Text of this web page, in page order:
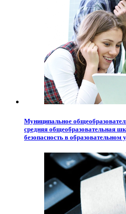
Муниципальное
средняя общеобразовательная
безопасность в образовательном